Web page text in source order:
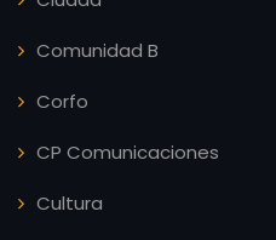
Comunidad B
Corfo
CP Comunicaciones
Cultura